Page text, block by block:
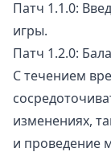
Патч 1.1.0:
игры.
Патч 1.2.0:
С течением
изменениях,
и проведение